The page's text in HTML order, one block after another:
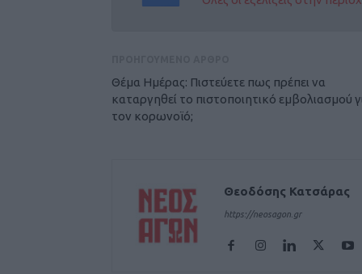
Θέμα Ημέρας: Πιστεύετε πως πρέπει να
καταργηθεί το πιστοποιητικό εμβολιασμού
τον κορωνοϊό;
Θεοδόσης Κατσάρας
https://neosagon.gr